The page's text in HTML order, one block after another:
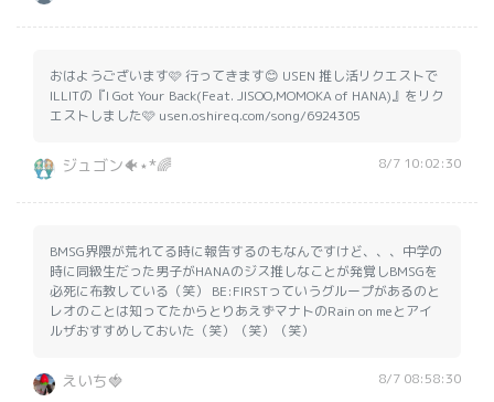
おはようございます🩷 行ってきます😊 USEN 推し活リクエストで
ILLITの『I Got Your Back(Feat. JISOO,MOMOKA of HANA)』をリク
エストしました🩷 usen.oshireq.com/song/6924305
ジュゴン🐠⋆*🌈 8/7 10:02:30
BMSG界隈が荒れてる時に報告するのもなんですけど、、、中学の
時に同級生だった男子がHANAのジス推しなことが発覚しBMSGを
必死に布教している（笑） BE:FIRSTっていうグループがあるのと
レオのことは知ってたからとりあえずマナトのRain on meとアイ
ルザおすすめしておいた（笑）（笑）（笑）
えいち🍓 8/7 08:58:30